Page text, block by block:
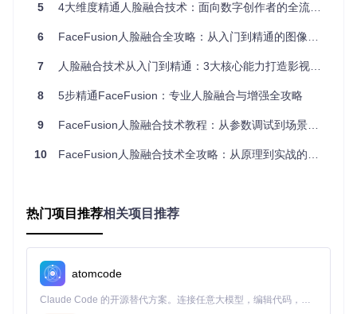
跨次元cosplay：实时变身动漫角色
替身演员替换：降低高危镜头拍摄风险
低成本特效制作：替代传统化妆和道具
三、实践指南：从入门到精通的3个阶段
安装环境：git clone https://gitcode.com/GitHub
加载素材：分别上传源图和目标图
点击"Start"开始处理
场景-配置-效果对照表
应用场
5 4大维度精通人脸融合技术：面向数字创作者的全流程应用指南
6 FaceFusion人脸融合全攻略：从入门到精通的图像编辑解决方案
7 人脸融合技术从入门到精通：3大核心能力打造影视级视觉效果
8 5步精通FaceFusion：专业人脸融合与增强全攻略
9 FaceFusion人脸融合技术教程：从参数调试到场景落地的实践指南
10 FaceFusion人脸融合技术全攻略：从原理到实战的完整解决方案
热门项目推荐相关项目推荐
atomcode
Claude Code 的开源替代方案。连接任意大模型，编辑代码，运行命令，自动验证 — 全自动执行。用 Rust 构建，极致性能。 ｜ An open-source alternative to Claude Code. Connect any LLM, edit code, run commands, and verify changes — autonomously. Built in Rust for speed. Get Started